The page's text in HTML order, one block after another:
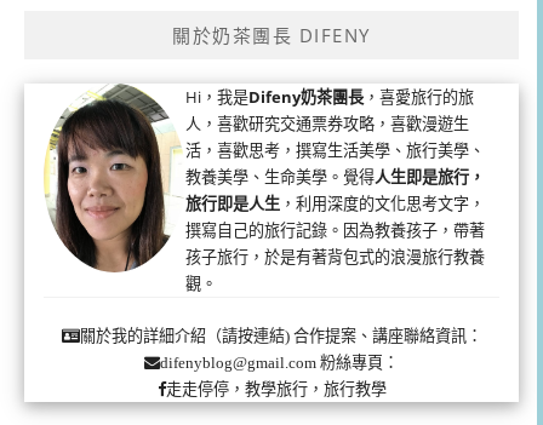
關於奶茶團長 DIFENY
Hi，我是Difeny奶茶團長 ，喜愛旅行的旅
人，喜歡研究交通票券攻略，喜歡漫遊生
活，喜歡思考，撰寫生活美學、旅行美學、
教養美學、生命美學。覺得人生即是旅行，
旅行即是人生 ，利用深度的文化思考文字，
撰寫自己的旅行記錄。因為教養孩子，帶著
孩子旅行，於是有著背包式的浪漫旅行教養
觀。
關於我的詳細介紹（請按連結)合作提案、講座聯絡資訊：
difenyblog@gmail.com 粉絲專頁：
走走停停，教學旅行，旅行教學